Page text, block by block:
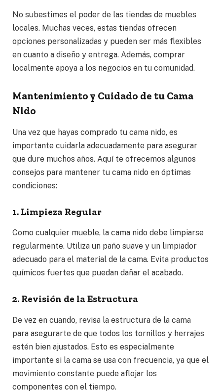
No subestimes el poder de las tiendas de muebles
locales. Muchas veces, estas tiendas ofrecen
opciones personalizadas y pueden ser más flexibles
en cuanto a diseño y entrega. Además, comprar
localmente apoya a los negocios en tu comunidad.
Mantenimiento y Cuidado de tu Cama
Nido
Una vez que hayas comprado tu cama nido, es
importante cuidarla adecuadamente para asegurar
que dure muchos años. Aquí te ofrecemos algunos
consejos para mantener tu cama nido en óptimas
condiciones:
1. Limpieza Regular
Como cualquier mueble, la cama nido debe limpiarse
regularmente. Utiliza un paño suave y un limpiador
adecuado para el material de la cama. Evita productos
químicos fuertes que puedan dañar el acabado.
2. Revisión de la Estructura
De vez en cuando, revisa la estructura de la cama
para asegurarte de que todos los tornillos y herrajes
estén bien ajustados. Esto es especialmente
importante si la cama se usa con frecuencia, ya que el
movimiento constante puede aflojar los
componentes con el tiempo.